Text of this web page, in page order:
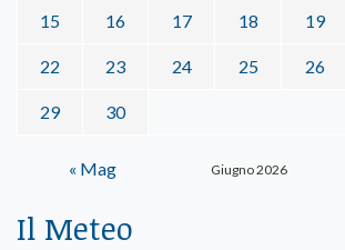
Giugno 2026
15 16 17 18 19
22 23 24 25 26
29 30
« Mag
Il Meteo